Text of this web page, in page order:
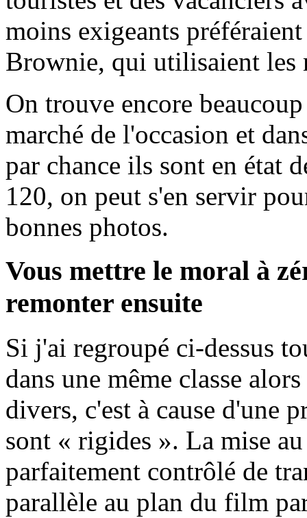
moins exigeants
Brownie, qui utilisaient les
On trouve encore
marché de l'occasion et
par chance ils sont en état
120, on peut s'en servir
bonnes photos.
Vous mettre le moral à
remonter ensuite
Si j'ai regroupé ci-dessus
dans une même classe
divers, c'est à cause d'une
sont « rigides ». La mise
parfaitement contrôlé de
parallèle au plan du film